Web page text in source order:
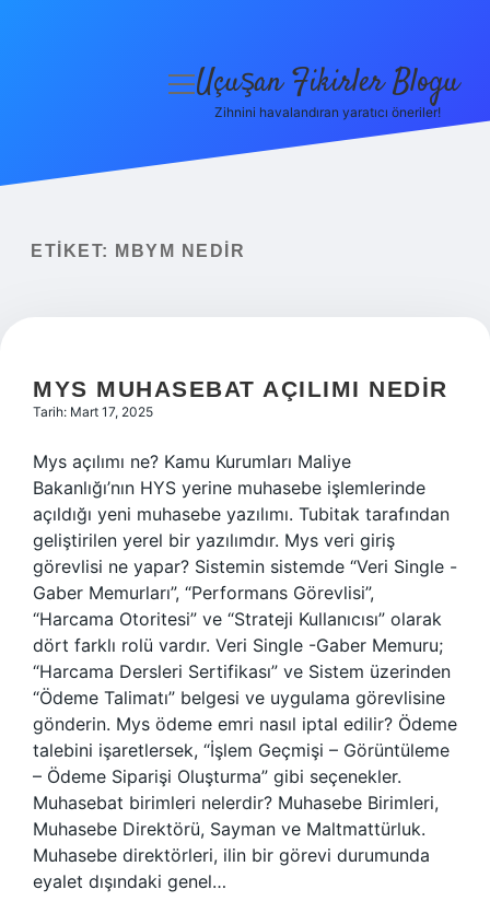
Yasal Uyarı
menüyü
Uçuşan Fikirler Blogu
Zihnini havalandıran yaratıcı öneriler!
ETIKET: MBYM NEDIR
MYS MUHASEBAT AÇILIMI NEDIR
Tarih: Mart 17, 2025
Mys açılımı ne? Kamu Kurumları Maliye
Bakanlığı’nın HYS yerine muhasebe işlemlerinde
açıldığı yeni muhasebe yazılımı. Tubitak tarafından
geliştirilen yerel bir yazılımdır. Mys veri giriş
görevlisi ne yapar? Sistemin sistemde “Veri Single -
Gaber Memurları”, “Performans Görevlisi”,
“Harcama Otoritesi” ve “Strateji Kullanıcısı” olarak
dört farklı rolü vardır. Veri Single -Gaber Memuru;
“Harcama Dersleri Sertifikası” ve Sistem üzerinden
“Ödeme Talimatı” belgesi ve uygulama görevlisine
gönderin. Mys ödeme emri nasıl iptal edilir? Ödeme
talebini işaretlersek, “İşlem Geçmişi – Görüntüleme
– Ödeme Siparişi Oluşturma” gibi seçenekler.
Muhasebat birimleri nelerdir? Muhasebe Birimleri,
Muhasebe Direktörü, Sayman ve Maltmattürluk.
Muhasebe direktörleri, ilin bir görevi durumunda
eyalet dışındaki genel…